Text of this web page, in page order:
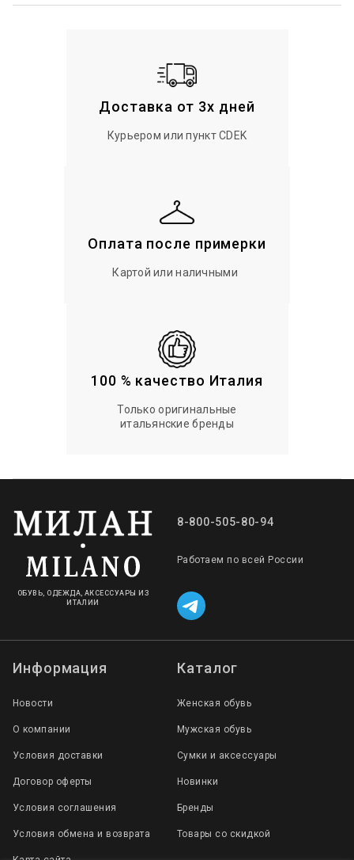
Доставка от 3х дней
Курьером или пункт CDEK
Оплата после примерки
Картой или наличными
100 % качество Италия
Только оригинальные
итальянские бренды
ОБУВЬ, ОДЕЖДА, АКСЕССУАРЫ ИЗ
ИТАЛИИ
8-800-505-80-94
Работаем по всей России
Информация
Новости
О компании
Условия доставки
Договор оферты
Условия соглашения
Условия обмена и возврата
Каталог
Женская обувь
Мужская обувь
Сумки и аксессуары
Новинки
Бренды
Товары со скидкой